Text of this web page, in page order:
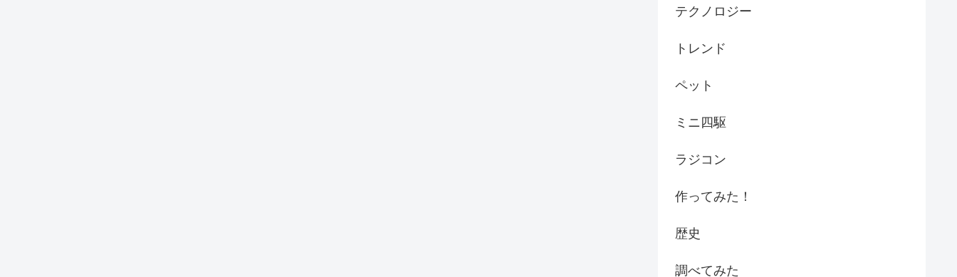
テクノロジー
トレンド
ペット
ミニ四駆
ラジコン
作ってみた！
歴史
調べてみた